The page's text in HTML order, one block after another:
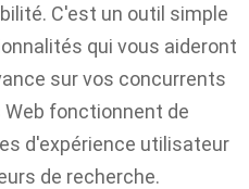
C'est un outil simple
qui vous aideront
sur vos concurrents
fonctionnent de
d'expérience utilisateur
de recherche.